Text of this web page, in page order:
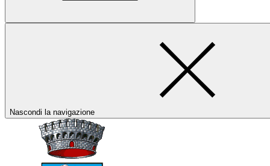
Nascondi la navigazione